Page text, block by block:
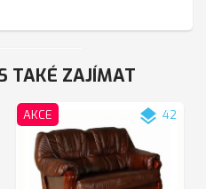
TAKÉ ZAJÍMAT
AKCE layers 42